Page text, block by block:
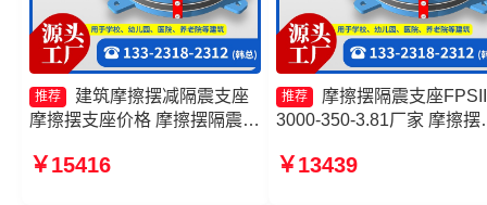
推荐
建筑摩擦摆减隔震支座
摩擦摆支座价格 摩擦摆隔震支
FPSII-4000-300-3.48
￥15416
推荐
摩擦摆隔震支座
3000-350-3.81厂家 摩擦摆
厂家 摩擦摆支座生产厂家
￥13439